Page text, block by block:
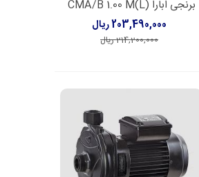
برنجی ابارا CMA/B 1.00 M(L)
203,490,000 ریال
214,200,000 ریال